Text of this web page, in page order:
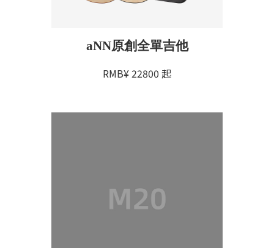
aNN原創全單吉他
RMB¥22800 起